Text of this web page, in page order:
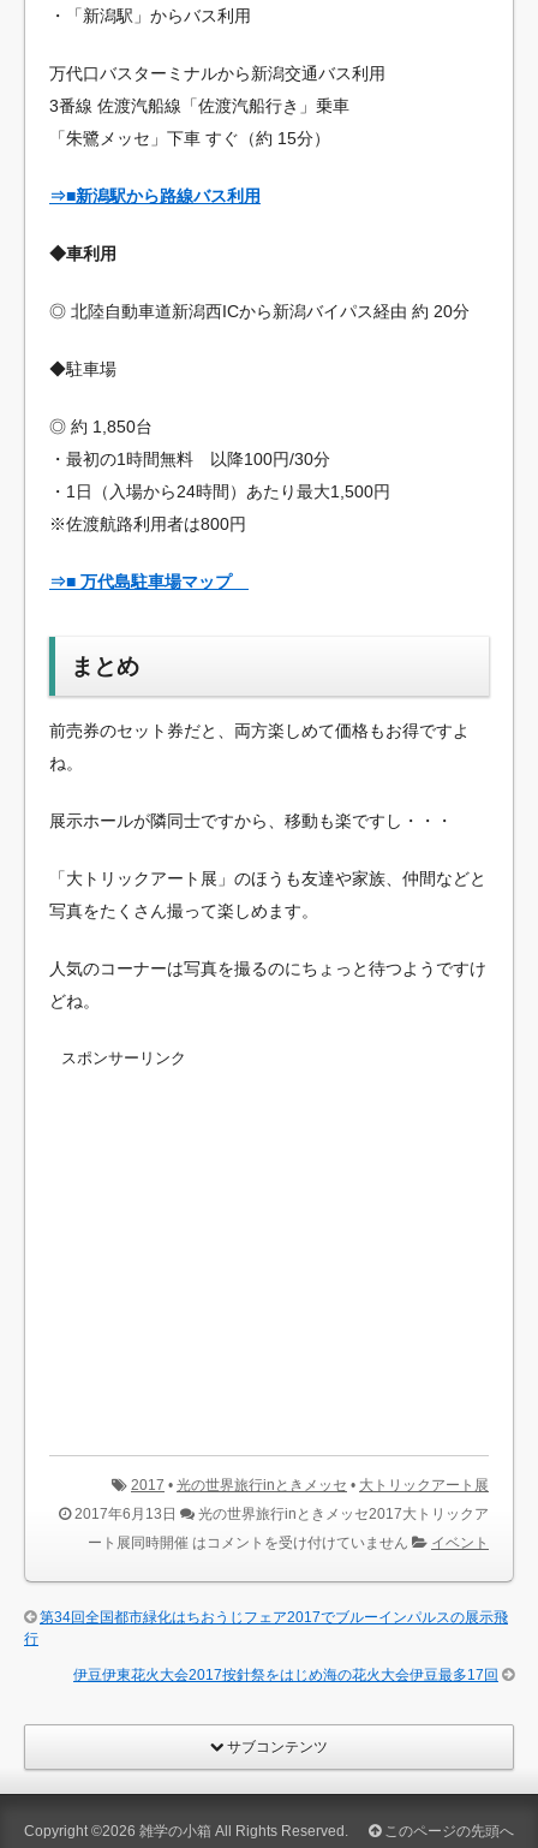
・「新潟駅」からバス利用
万代口バスターミナルから新潟交通バス利用
3番線 佐渡汽船線「佐渡汽船行き」乗車
「朱鷺メッセ」下車 すぐ（約 15分）
⇒■新潟駅から路線バス利用
◆車利用
◎ 北陸自動車道新潟西ICから新潟バイパス経由 約 20分
◆駐車場
◎ 約 1,850台
・最初の1時間無料 以降100円/30分
・1日（入場から24時間）あたり最大1,500円
※佐渡航路利用者は800円
⇒■ 万代島駐車場マップ
まとめ
前売券のセット券だと、両方楽しめて価格もお得ですよ
ね。
展示ホールが隣同士ですから、移動も楽ですし・・・
「大トリックアート展」のほうも友達や家族、仲間などと
写真をたくさん撮って楽しめます。
人気のコーナーは写真を撮るのにちょっと待つようですけ
どね。
スポンサーリンク
2017 • 光の世界旅行inときメッセ • 大トリックアート展
2017年6月13日
光の世界旅行inときメッセ2017大トリックア
ート展同時開催 は コメントを受け付けていません イベント
第34回全国都市緑化はちおうじフェア2017でブルーインパルスの展示飛
行
伊豆伊東花火大会2017按針祭をはじめ海の花火大会伊豆最多17回
サブコンテンツ
Copyright ©2026 雑学の小箱 All Rights Reserved. このページの先頭へ